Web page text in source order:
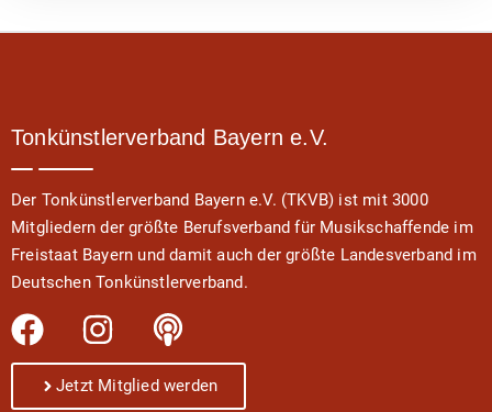
Tonkünstlerverband Bayern e.V.
Der Tonkünstlerverband Bayern e.V. (TKVB) ist mit 3000
Mitgliedern der größte Berufsverband für Musikschaffende im
Freistaat Bayern und damit auch der größte Landesverband im
Deutschen Tonkünstlerverband.
Jetzt Mitglied werden